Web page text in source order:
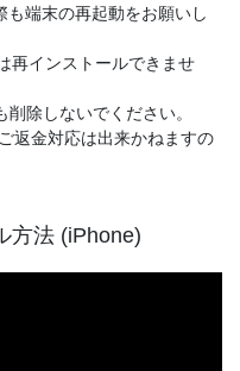
も端末の再起動をお願いし
再インストールできませ
除しないでください。
返金対応は出来かねますの
方法 (iPhone)